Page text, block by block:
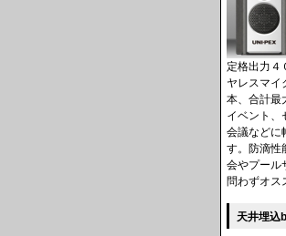
定格出力４
ヤレスマイ
本、合計最
イベント、
会議などに
す。防滴性
会やプール
問わずオス
天井埋込